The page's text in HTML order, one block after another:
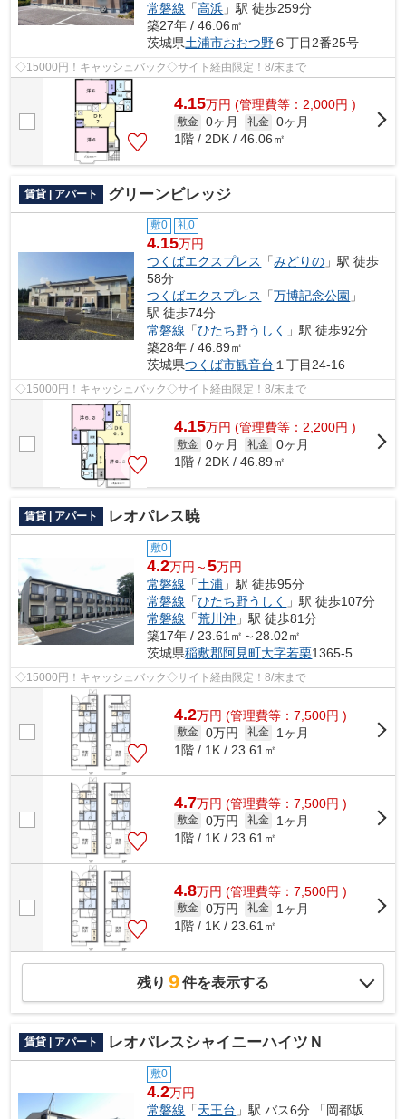
常磐線 「高浜 」駅 徒歩259分
築27年 / 46.06㎡
茨城県土浦市おおつ野６丁目2番25号
◇15000円！キャッシュバック◇サイト経由限定！8/末まで
4.15万円 (管理費等：2,000円 )
敷金 0ヶ月 礼金 0ヶ月
1階 / 2DK / 46.06㎡
賃貸 | アパート グリーンビレッジ
敷0 礼0
4.15万円
つくばエクスプレス
「みどりの 」駅 徒歩
58分
つくばエクスプレス
「万博記念公園 」
駅 徒歩74分
常磐線 「ひたち野うしく
」駅 徒歩92分
築28年 / 46.89㎡
茨城県つくば市観音台 １丁目24-16
◇15000円！キャッシュバック◇サイト経由限定！8/末まで
4.15万円 (管理費等：2,200円 )
敷金 0ヶ月 礼金 0ヶ月
1階 / 2DK / 46.89㎡
賃貸 | アパート レオパレス暁
敷0
4.2万円～5万円
常磐線 「土浦 」駅 徒歩95分
常磐線 「ひたち野うしく
」駅 徒歩107分
常磐線 「荒川沖 」駅 徒歩81分
築17年 / 23.61㎡～28.02㎡
茨城県稲敷郡阿見町大字若栗1365-5
◇15000円！キャッシュバック◇サイト経由限定！8/末まで
4.2万円 (管理費等：7,500円 )
敷金 0万円 礼金
1ヶ月
1階 / 1K / 23.61㎡
4.7万円 (管理費等：7,500円 )
敷金 0万円 礼金
1ヶ月
1階 / 1K / 23.61㎡
4.8万円 (管理費等：7,500円 )
敷金 0万円 礼金
1ヶ月
1階 / 1K / 23.61㎡
残り 9件を表示する
賃貸 | アパート レオパレスシャイニーハイツＮ
敷0
4.2万円
常磐線 「天王台 」駅 バス6分 「岡都坂